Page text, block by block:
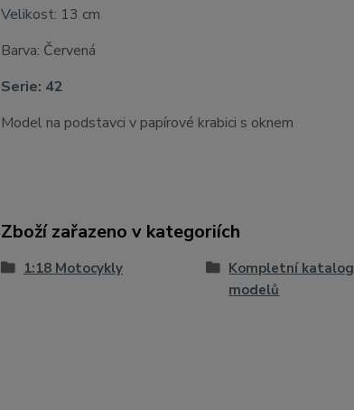
Velikost: 13 cm
Barva: Červená
Serie: 42
Model na podstavci v papírové krabici s oknem
Zboží zařazeno v kategoriích
1:18 Motocykly
Kompletní katalog
modelů